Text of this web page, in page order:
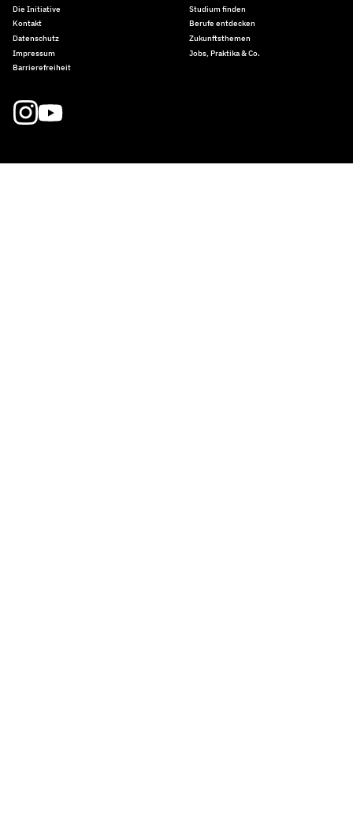
Die Initiative
Kontakt
Datenschutz
Impressum
Barrierefreiheit
Studium finden
Berufe entdecken
Zukunftsthemen
Jobs, Praktika & Co.